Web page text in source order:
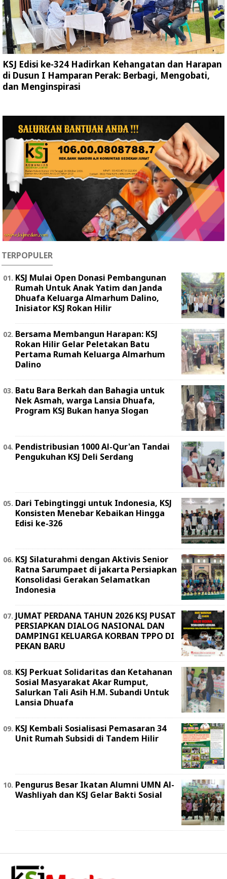
KSJ Edisi ke-324 Hadirkan Kehangatan dan Harapan
di Dusun I Hamparan Perak: Berbagi, Mengobati,
dan Menginspirasi
TERPOPULER
KSJ Mulai Open Donasi Pembangunan
Rumah Untuk Anak Yatim dan Janda
Dhuafa Keluarga Almarhum Dalino,
Inisiator KSJ Rokan Hilir
Bersama Membangun Harapan: KSJ
Rokan Hilir Gelar Peletakan Batu
Pertama Rumah Keluarga Almarhum
Dalino
Batu Bara Berkah dan Bahagia untuk
Nek Asmah, warga Lansia Dhuafa,
Program KSJ Bukan hanya Slogan
Pendistribusian 1000 Al-Qur'an Tandai
Pengukuhan KSJ Deli Serdang
Dari Tebingtinggi untuk Indonesia, KSJ
Konsisten Menebar Kebaikan Hingga
Edisi ke-326
KSJ Silaturahmi dengan Aktivis Senior
Ratna Sarumpaet di jakarta Persiapkan
Konsolidasi Gerakan Selamatkan
Indonesia
JUMAT PERDANA TAHUN 2026 KSJ PUSAT
PERSIAPKAN DIALOG NASIONAL DAN
DAMPINGI KELUARGA KORBAN TPPO DI
PEKAN BARU
KSJ Perkuat Solidaritas dan Ketahanan
Sosial Masyarakat Akar Rumput,
Salurkan Tali Asih H.M. Subandi Untuk
Lansia Dhuafa
KSJ Kembali Sosialisasi Pemasaran 34
Unit Rumah Subsidi di Tandem Hilir
Pengurus Besar Ikatan Alumni UMN Al-
Washliyah dan KSJ Gelar Bakti Sosial